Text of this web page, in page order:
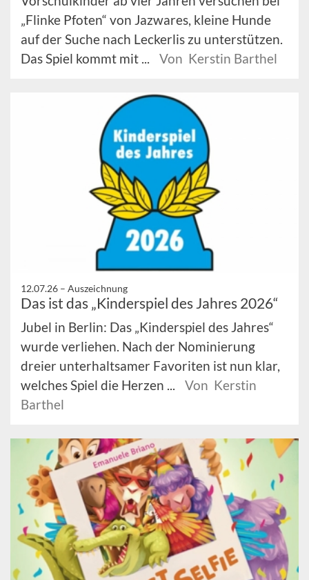
„Flinke Pfoten“ von Jazwares, kleine Hunde
auf der Suche nach Leckerlis zu unterstützen.
Das Spiel kommt mit ...
Von Kerstin Barthel
12.07.26 – Auszeichnung
Das ist das „Kinderspiel des Jahres 2026“
Jubel in Berlin: Das „Kinderspiel des Jahres“
wurde verliehen. Nach der Nominierung
dreier unterhaltsamer Favoriten ist nun klar,
welches Spiel die Herzen ...
Von Kerstin
Barthel